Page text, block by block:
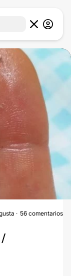
CO2 FRACCIONADO
56 comentarios